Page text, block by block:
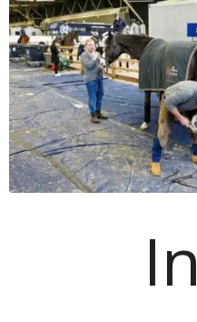
In